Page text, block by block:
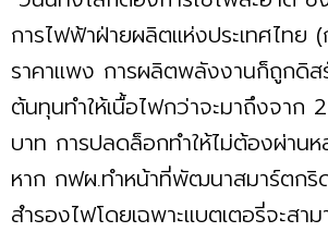
การไฟฟ้าฝ่ายผลิตแห่งประเทศไทย
ราคาแพง การผลิตพลังงานก็ถูกดิส
ต้นทุนทำให้เนื้อไฟกว่าจะมาถึงจาก
บาท การปลดล็อกทำให้ไม่ต้องผ่าน
หาก กฟผ.ทำหน้าที่พัฒนาสมาร์ตกริ
สำรองไฟโดยเฉพาะแบตเตอรี่จะสา